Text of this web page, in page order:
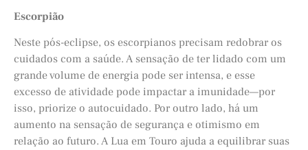
Escorpião
Neste pós-eclipse, os escorpianos precisam redobrar os
cuidados com a saúde. A sensação de ter lidado com um
grande volume de energia pode ser intensa, e esse
excesso de atividade pode impactar a imunidade—por
isso, priorize o autocuidado. Por outro lado, há um
aumento na sensação de segurança e otimismo em
relação ao futuro. A Lua em Touro ajuda a equilibrar suas